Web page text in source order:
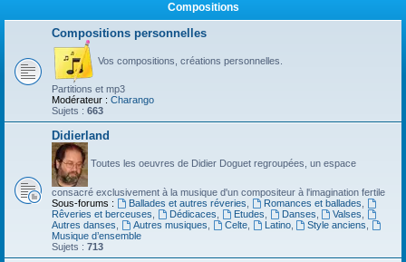
Compositions
Compositions personnelles
Vos compositions, créations personnelles.
Partitions et mp3
Modérateur : Charango
Sujets : 663
Didierland
Toutes les oeuvres de Didier Doguet regroupées, un espace
consacré exclusivement à la musique d'un compositeur à l'imagination fertile
Sous-forums :
Ballades et autres réveries Romances et ballades
Rêveries et berceuses
Dédicaces Etudes Danses Valses
Autres danses
Autres musiques Celte, Latino, Style anciens
Musique d’ensemble
Sujets : 713